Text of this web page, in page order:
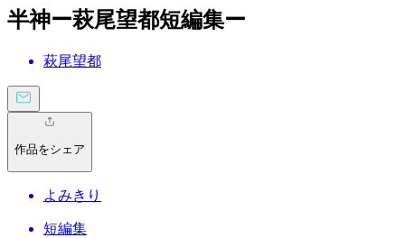
半神ー萩尾望都短編集ー
萩尾望都
作品をシェア
よみきり
短編集